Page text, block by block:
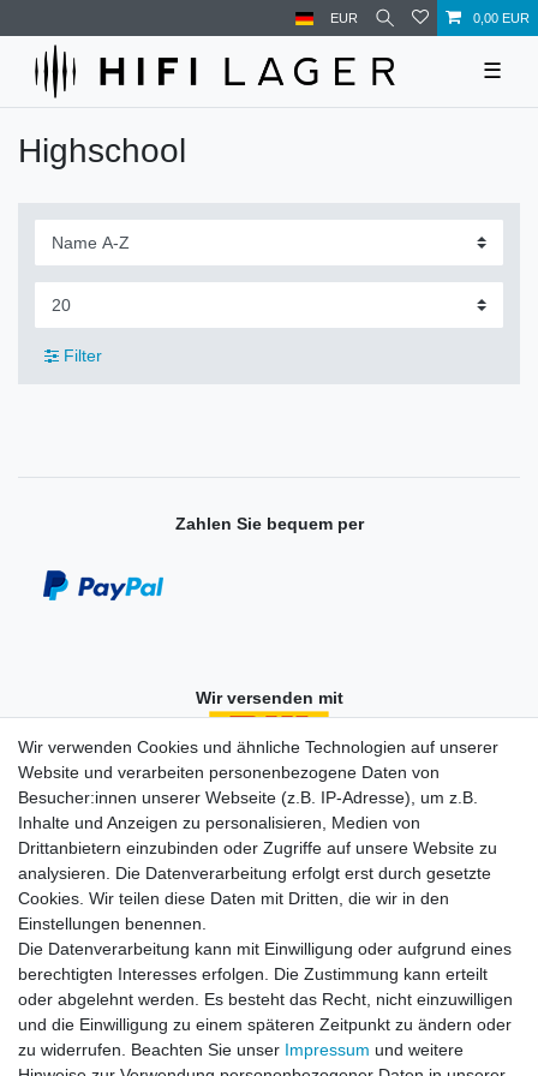
EUR 0,00 EUR
☰
Highschool
Filter
Zahlen Sie bequem per
Wir versenden mit
Einkaufen
Zahlungsarten
Versandarten & -kosten
Widerrufsrecht
Warenkorb
Zur Kasse
Vertrag widerrufen
Mein Konto
Wir verwenden Cookies und ähnliche Technologien auf unserer
Website und verarbeiten personenbezogene Daten von
Besucher:innen unserer Webseite (z.B. IP-Adresse), um z.B.
Inhalte und Anzeigen zu personalisieren, Medien von
Drittanbietern einzubinden oder Zugriffe auf unsere Website zu
analysieren. Die Datenverarbeitung erfolgt erst durch gesetzte
Cookies. Wir teilen diese Daten mit Dritten, die wir in den
Einstellungen benennen.
Die Datenverarbeitung kann mit Einwilligung oder aufgrund eines
berechtigten Interesses erfolgen. Die Zustimmung kann erteilt
oder abgelehnt werden. Es besteht das Recht, nicht einzuwilligen
und die Einwilligung zu einem späteren Zeitpunkt zu ändern oder
zu widerrufen. Beachten Sie unser Impressum und weitere